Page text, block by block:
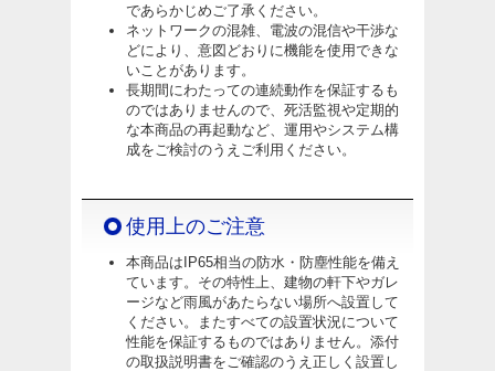
であらかじめご了承ください。
ネットワークの混雑、電波の混信や干渉な
どにより、意図どおりに機能を使用できな
いことがあります。
長期間にわたっての連続動作を保証するも
のではありませんので、死活監視や定期的
な本商品の再起動など、運用やシステム構
成をご検討のうえご利用ください。
使用上のご注意
本商品はIP65相当の防水・防塵性能を備え
ています。その特性上、建物の軒下やガレ
ージなど雨風があたらない場所へ設置して
ください。またすべての設置状況について
性能を保証するものではありません。添付
の取扱説明書をご確認のうえ正しく設置し